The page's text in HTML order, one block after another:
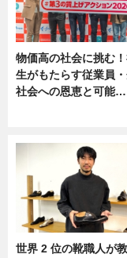
物価高の社会に挑む
生がもたらす従業員・
社会への恩恵と可能…
世界 2 位の靴職人が